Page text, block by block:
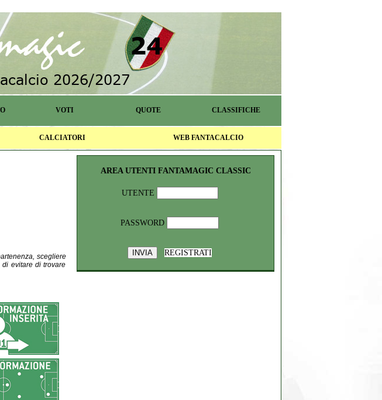
VOTI QUOTE CLASSIFICHE
CALCIATORI WEB FANTACALCIO
scegliere
evitare di trovare
AREA UTENTI FANTAMAGIC CLASSIC
UTENTE
PASSWORD
REGISTRATI